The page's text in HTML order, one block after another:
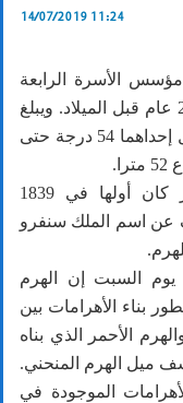
14/07/2019 11:24
الأسرة الرابعة
في مصر القديمة والتي حكمت قبل 2600 عام قبل الميلاد. ويبلغ
ارتفاعه حوالي 100 متر وله زاويتان للميل إحداهما 54 درجة حتى
وشهد الهرم العديد من أعمال الحفائر كان أولها في 1839
تم الكشف عن اسم الملك سنفرو
يوم السبت إن الهرم
بناء الأهرامات بين
الأحمر الذي بناه
ميل الهرم المنحني.
الموجودة في